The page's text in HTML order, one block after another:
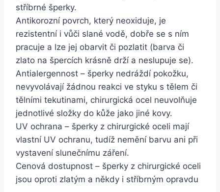
stříbrné šperky.
Antikorozní povrch, který neoxiduje, je
rezistentní i vůči slané vodě, dobře se s ním
pracuje a lze jej obarvit či pozlatit (barva či
zlato na špercích krásně drží a neslupuje se).
Antialergennost – šperky nedráždí pokožku,
nevyvolávají žádnou reakci ve styku s tělem či
tělními tekutinami, chirurgická ocel neuvolňuje
jednotlivé složky do kůže jako jiné kovy.
UV ochrana – šperky z chirurgické oceli mají
vlastní UV ochranu, tudíž nemění barvu ani při
vystavení slunečnímu záření.
Cenová dostupnost – šperky z chirurgické oceli
jsou oproti zlatým a někdy i stříbrným opravdu